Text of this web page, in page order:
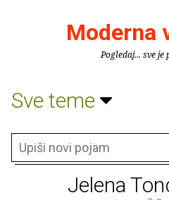
Moderna
Pogledaj... sve je
Sve teme
Jelena